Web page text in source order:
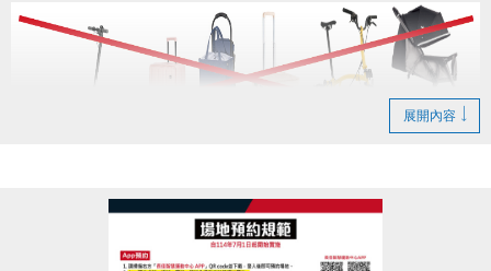
輪椅使用者：限使用運動中心泳池專用輪椅
請於入場後，將個人的輪椅停放在輪椅區，並更換泳
池專用輪椅；
展開內容